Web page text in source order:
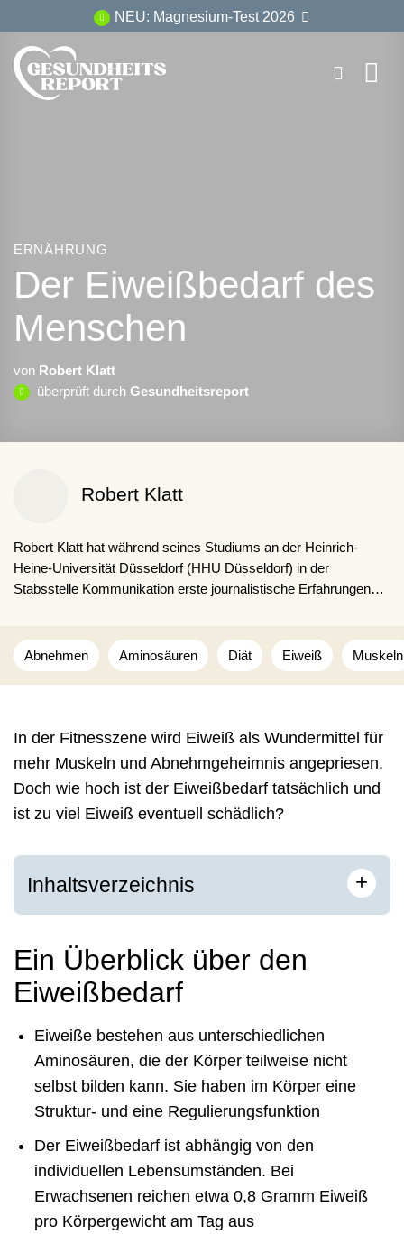
Inhalt
springen
NEU: Magnesium-Test 2026
ERNÄHRUNG
Der Eiweißbedarf des
Menschen
von Robert Klatt
überprüft durch Gesundheitsreport
Robert Klatt
Robert Klatt hat während seines Studiums an der Heinrich-
Heine-Universität Düsseldorf (HHU Düsseldorf) in der
Stabsstelle Kommunikation erste journalistische Erfahrungen
Wissen.de konnte er seine Expertise in den Bereichen
Gesundheit, Medizin und Ernährung vertiefen.
Abnehmen Aminosäuren Diät Eiweiß Muskeln
In der Fitnesszene wird Eiweiß als Wundermittel für
mehr Muskeln und Abnehmgeheimnis angepriesen.
Doch wie hoch ist der Eiweißbedarf tatsächlich und
ist zu viel Eiweiß eventuell schädlich?
Inhaltsverzeichnis +
Ein Überblick über den
Eiweißbedarf
Eiweiße bestehen aus unterschiedlichen
Aminosäuren, die der Körper teilweise nicht
selbst bilden kann. Sie haben im Körper eine
Struktur- und eine Regulierungsfunktion
Der Eiweißbedarf ist abhängig von den
individuellen Lebensumständen. Bei
Erwachsenen reichen etwa 0,8 Gramm Eiweiß
pro Körpergewicht am Tag aus